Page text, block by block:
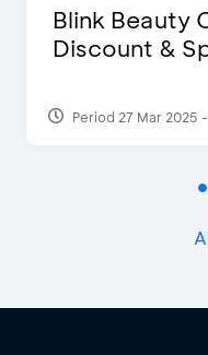
Blink Beauty
Discount &
Period 27 Mar 2025